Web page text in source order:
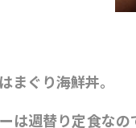
ぐり海鮮丼。
は週替り定食な